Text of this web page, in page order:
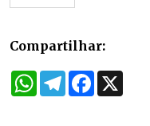
Compartilhar:
WhatsApp
TelegramFacebook